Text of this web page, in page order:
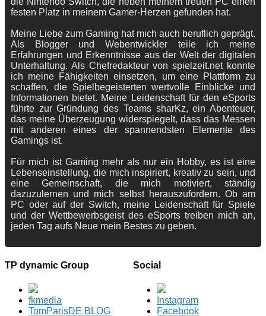
festen Platz in meinem Gamer-Herzen gefunden hat.
Meine Liebe zum Gaming hat mich auch beruflich geprägt.
Als Blogger und Webentwickler teile ich meine
Erfahrungen und Erkenntnisse aus der Welt der digitalen
Unterhaltung. Als Chefredakteur von spielzeit.net konnte
ich meine Fähigkeiten einsetzen, um eine Plattform zu
schaffen, die Spielbegeisterten wertvolle Einblicke und
Informationen bietet. Meine Leidenschaft für den eSports
führte zur Gründung des Teams sharKz, ein Abenteuer,
das meine Überzeugung widerspiegelt, dass das Messen
mit anderen eines der spannendsten Elemente des
Gamings ist.
Für mich ist Gaming mehr als nur ein Hobby, es ist eine
Lebenseinstellung, die mich inspiriert, kreativ zu sein, und
eine Gemeinschaft, die mich motiviert, ständig
dazuzulernen und mich selbst herauszufordern. Ob am
PC oder auf der Switch, meine Leidenschaft für Spiele
und der Wettbewerbsgeist des eSports treiben mich an,
jeden Tag aufs Neue mein Bestes zu geben.
TP dynamic Group
fkmedia
TomParisDE BLOG
Social
Instagram
Facebook